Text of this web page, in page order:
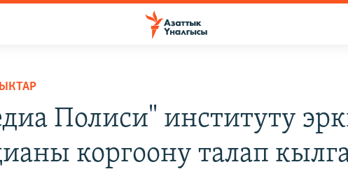
Полиси" институту
коргоону талап